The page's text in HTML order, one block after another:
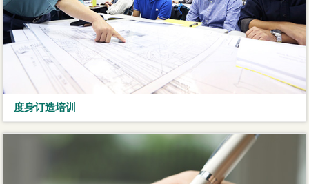
度身订造培训